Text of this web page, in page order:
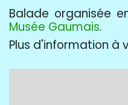
Balade organisée
Musée Gaumais.
Plus d'information à